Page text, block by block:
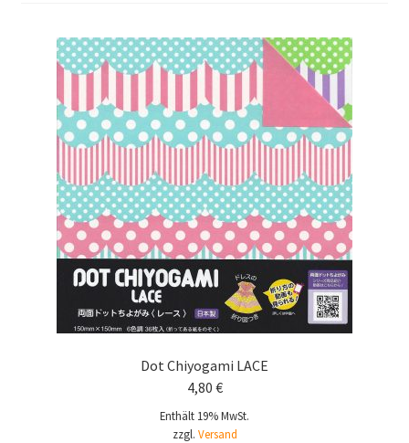
Dot Chiyogami LACE
4,80 €
Enthält 19% MwSt.
zzgl. Versand